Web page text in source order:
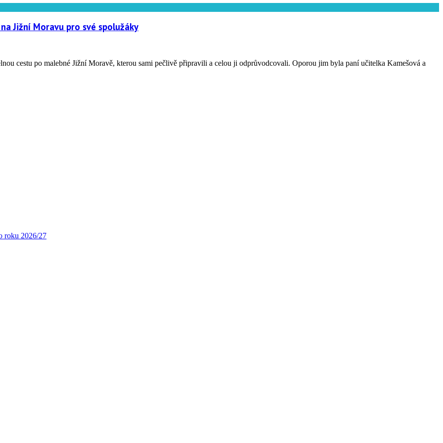
Jižní Moravu pro své spolužáky
cestu po malebné Jižní Moravě, kterou sami pečlivě připravili a celou ji odprůvodcovali. Oporou jim byla paní učitelka Kamešová a
roku 2026/27